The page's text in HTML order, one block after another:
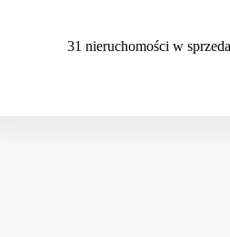
31 nieruchomości w